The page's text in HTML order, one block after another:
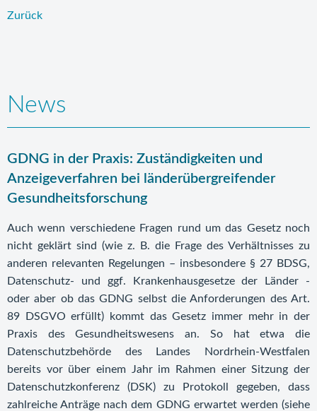
Zurück
News
GDNG in der Praxis: Zuständigkeiten und
Anzeigeverfahren bei länderübergreifender
Gesundheitsforschung
Auch wenn verschiedene Fragen rund um das Gesetz noch
nicht geklärt sind (wie z. B. die Frage des Verhältnisses zu
anderen relevanten Regelungen – insbesondere § 27 BDSG,
Datenschutz- und ggf. Krankenhausgesetze der Länder -
oder aber ob das GDNG selbst die Anforderungen des Art.
89 DSGVO erfüllt) kommt das Gesetz immer mehr in der
Praxis des Gesundheitswesens an. So hat etwa die
Datenschutzbehörde des Landes Nordrhein-Westfalen
bereits vor über einem Jahr im Rahmen einer Sitzung der
Datenschutzkonferenz (DSK) zu Protokoll gegeben, dass
zahlreiche Anträge nach dem GDNG erwartet werden (siehe